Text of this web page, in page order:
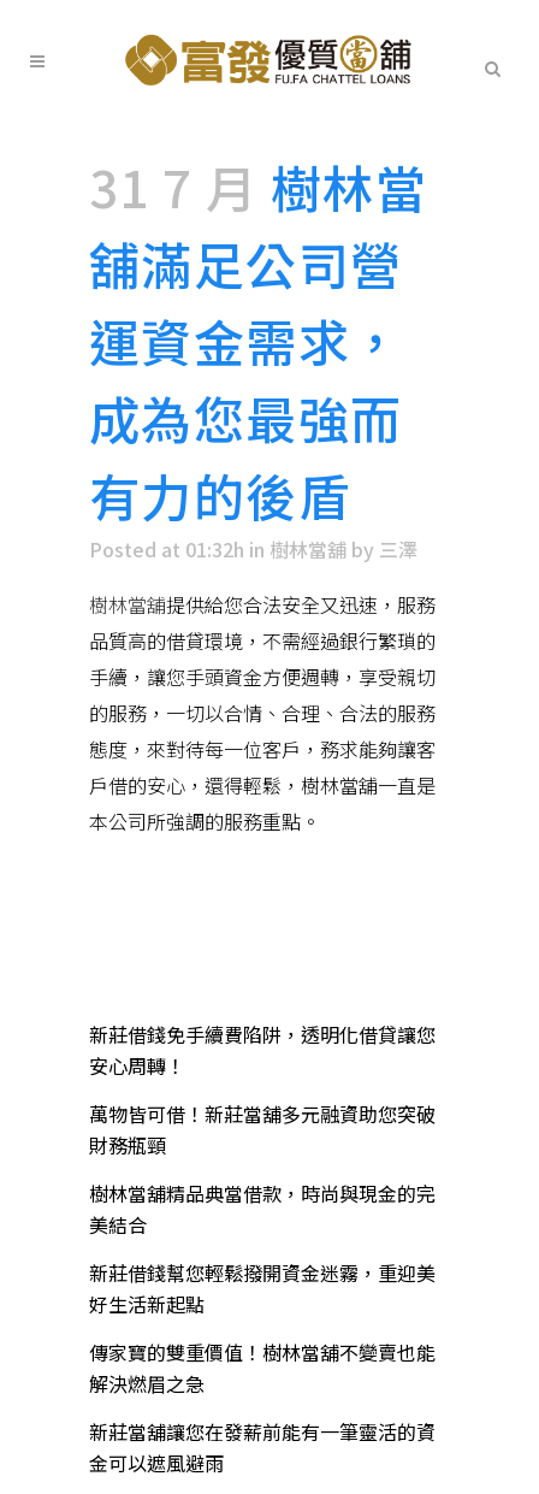
31 7 月 樹林當
舖滿足公司營
運資金需求，
成為您最強而
有力的後盾
Posted at 01:32h in 樹林當舖 by 三澤
樹林當舖提供給您合法安全又迅速，服務
品質高的借貸環境，不需經過銀行繁瑣的
手續，讓您手頭資金方便週轉，享受親切
的服務，一切以合情、合理、合法的服務
態度，來對待每一位客戶，務求能夠讓客
戶借的安心，還得輕鬆，樹林當舖一直是
本公司所強調的服務重點。
新莊借錢免手續費陷阱，透明化借貸讓您
安心周轉！
萬物皆可借！新莊當舖多元融資助您突破
財務瓶頸
樹林當舖精品典當借款，時尚與現金的完
美結合
新莊借錢幫您輕鬆撥開資金迷霧，重迎美
好生活新起點
傳家寶的雙重價值！樹林當舖不變賣也能
解決燃眉之急
新莊當舖讓您在發薪前能有一筆靈活的資
金可以遮風避雨